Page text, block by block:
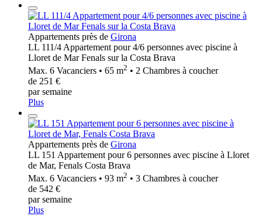
Appartements près de Girona
LL 111/4 Appartement pour 4/6 personnes avec piscine à
Lloret de Mar Fenals sur la Costa Brava
Max. 6 Vacanciers • 65 m2 • 2 Chambres à coucher
de 251 €
par semaine
Plus
Appartements près de Girona
LL 151 Appartement pour 6 personnes avec piscine à Lloret
de Mar, Fenals Costa Brava
Max. 6 Vacanciers • 93 m2 • 3 Chambres à coucher
de 542 €
par semaine
Plus